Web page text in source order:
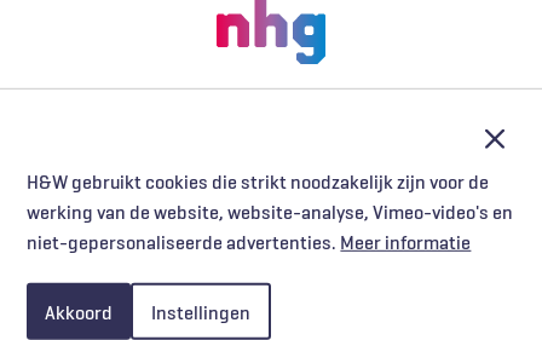
H&W gebruikt cookies die strikt noodzakelijk zijn voor de
werking van de website, website-analyse, Vimeo-video's en
niet-gepersonaliseerde advertenties. Meer informatie
Akkoord Instellingen